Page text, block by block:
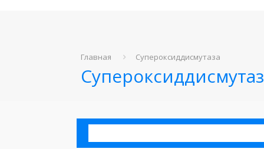
Главная Супероксиддисмутаза